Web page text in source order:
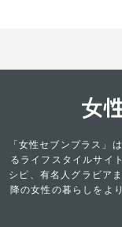
「女性セブンプラス」
るライフスタイルサイ
シピ、有名人グラビア
降の女性の暮らしをよ